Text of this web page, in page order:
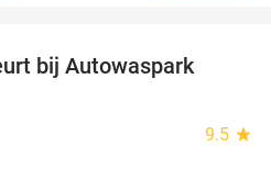
bij Autowaspark
9.5 star